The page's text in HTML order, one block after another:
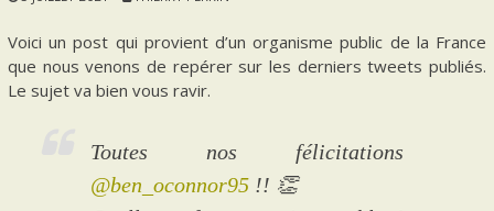
Voici un post qui provient d’un organisme public de la France
que nous venons de repérer sur les derniers tweets publiés.
Le sujet va bien vous ravir.
Toutes nos félicitations
@ben_oconnor95 !! 👏